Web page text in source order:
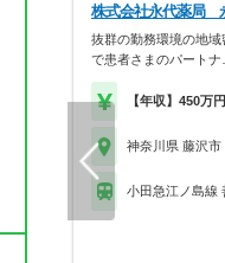
株式会社永代薬局
抜群の勤務環境の地域
で患者さまのパートナ
【年収】450万
神奈川県 藤沢市
小田急江ノ島線